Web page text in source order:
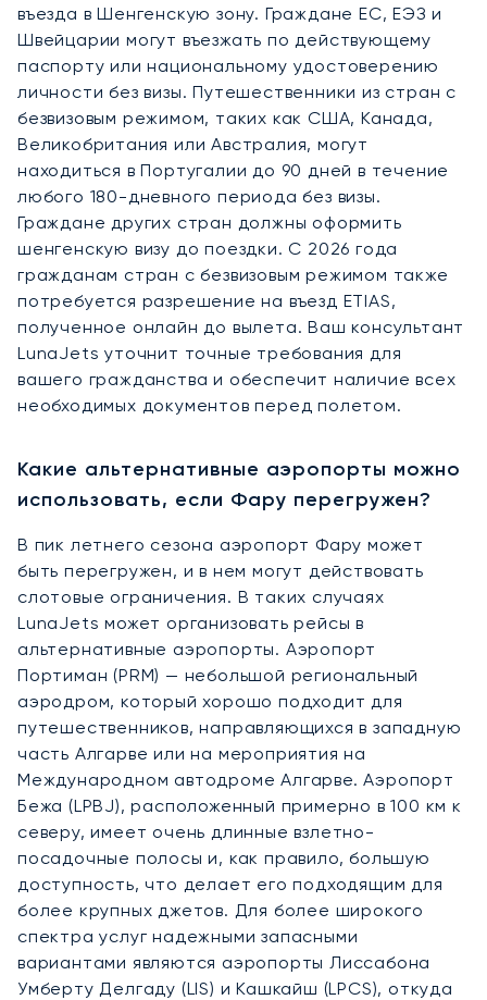
въезда в Шенгенскую зону. Граждане ЕС, ЕЭЗ и
Швейцарии могут въезжать по действующему
паспорту или национальному удостоверению
личности без визы. Путешественники из стран с
безвизовым режимом, таких как США, Канада,
Великобритания или Австралия, могут
находиться в Португалии до 90 дней в течение
любого 180-дневного периода без визы.
Граждане других стран должны оформить
шенгенскую визу до поездки. С 2026 года
гражданам стран с безвизовым режимом также
потребуется разрешение на въезд ETIAS,
полученное онлайн до вылета. Ваш консультант
LunaJets уточнит точные требования для
вашего гражданства и обеспечит наличие всех
необходимых документов перед полетом.
Какие альтернативные аэропорты можно
использовать, если Фару перегружен?
В пик летнего сезона аэропорт Фару может
быть перегружен, и в нем могут действовать
слотовые ограничения. В таких случаях
LunaJets может организовать рейсы в
альтернативные аэропорты. Аэропорт
Портиман (PRM) — небольшой региональный
аэродром, который хорошо подходит для
путешественников, направляющихся в западную
часть Алгарве или на мероприятия на
Международном автодроме Алгарве. Аэропорт
Бежа (LPBJ), расположенный примерно в 100 км к
северу, имеет очень длинные взлетно-
посадочные полосы и, как правило, большую
доступность, что делает его подходящим для
более крупных джетов. Для более широкого
спектра услуг надежными запасными
вариантами являются аэропорты Лиссабона
Умберту Делгаду (LIS) и Кашкайш (LPCS), откуда